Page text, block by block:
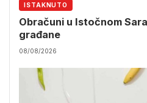
ISTAKNUTO
Obračuni u Istočnom
građane
08/08/2026